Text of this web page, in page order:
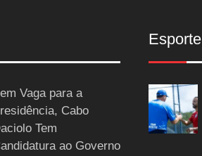
Vaga para a
Cabo
Tem
ao Governo
Esporte